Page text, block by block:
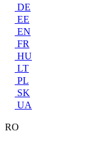
DE
EE
EN
FR
HU
LT
PL
SK
UA
RO